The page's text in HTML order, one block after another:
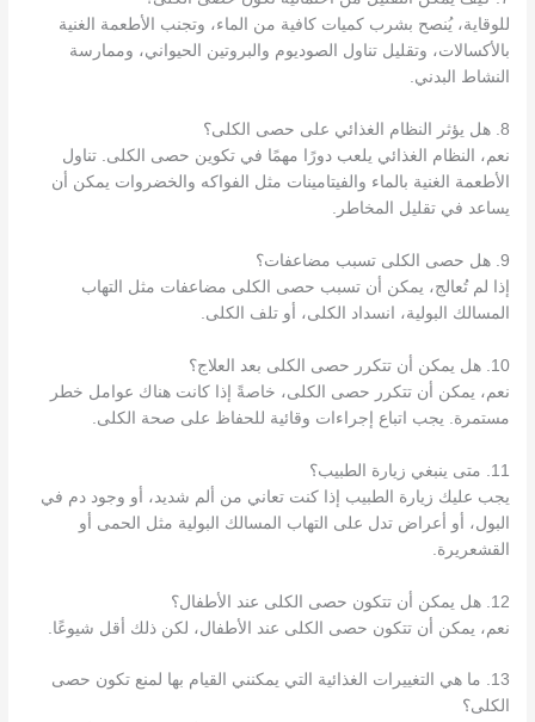
للوقاية، يُنصح بشرب كميات كافية من الماء، وتجنب الأطعمة الغنية
بالأكسالات، وتقليل تناول الصوديوم والبروتين الحيواني، وممارسة
النشاط البدني.
8. هل يؤثر النظام الغذائي على حصى الكلى؟
نعم، النظام الغذائي يلعب دورًا مهمًا في تكوين حصى الكلى. تناول
الأطعمة الغنية بالماء والفيتامينات مثل الفواكه والخضروات يمكن أن
يساعد في تقليل المخاطر.
9. هل حصى الكلى تسبب مضاعفات؟
إذا لم تُعالج، يمكن أن تسبب حصى الكلى مضاعفات مثل التهاب
المسالك البولية، انسداد الكلى، أو تلف الكلى.
10. هل يمكن أن تتكرر حصى الكلى بعد العلاج؟
نعم، يمكن أن تتكرر حصى الكلى، خاصةً إذا كانت هناك عوامل خطر
مستمرة. يجب اتباع إجراءات وقائية للحفاظ على صحة الكلى.
11. متى ينبغي زيارة الطبيب؟
يجب عليك زيارة الطبيب إذا كنت تعاني من ألم شديد، أو وجود دم في
البول، أو أعراض تدل على التهاب المسالك البولية مثل الحمى أو
القشعريرة.
12. هل يمكن أن تتكون حصى الكلى عند الأطفال؟
نعم، يمكن أن تتكون حصى الكلى عند الأطفال، لكن ذلك أقل شيوعًا.
13. ما هي التغييرات الغذائية التي يمكنني القيام بها لمنع تكون حصى
الكلى؟